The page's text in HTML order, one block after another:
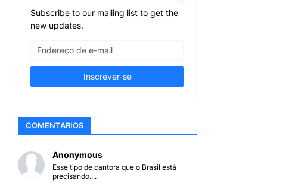
Subscribe to our mailing list to get the
new updates.
COMENTARIOS
Anonymous
Esse tipo de cantora que o Brasil está
precisando....